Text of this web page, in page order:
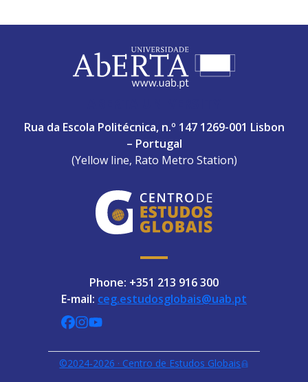
Rua da Escola Politécnica, n.º 147 1269-001 Lisbon
– Portugal
(Yellow line, Rato Metro Station)
Phone: +351 213 916 300
E-mail: ceg.estudosglobais@uab.pt
CEGUAb @ Facebook
centrodeestudosglobaisuab @
globalogia @ YouTube
©2024-2026 · Centro de Estudos Globais